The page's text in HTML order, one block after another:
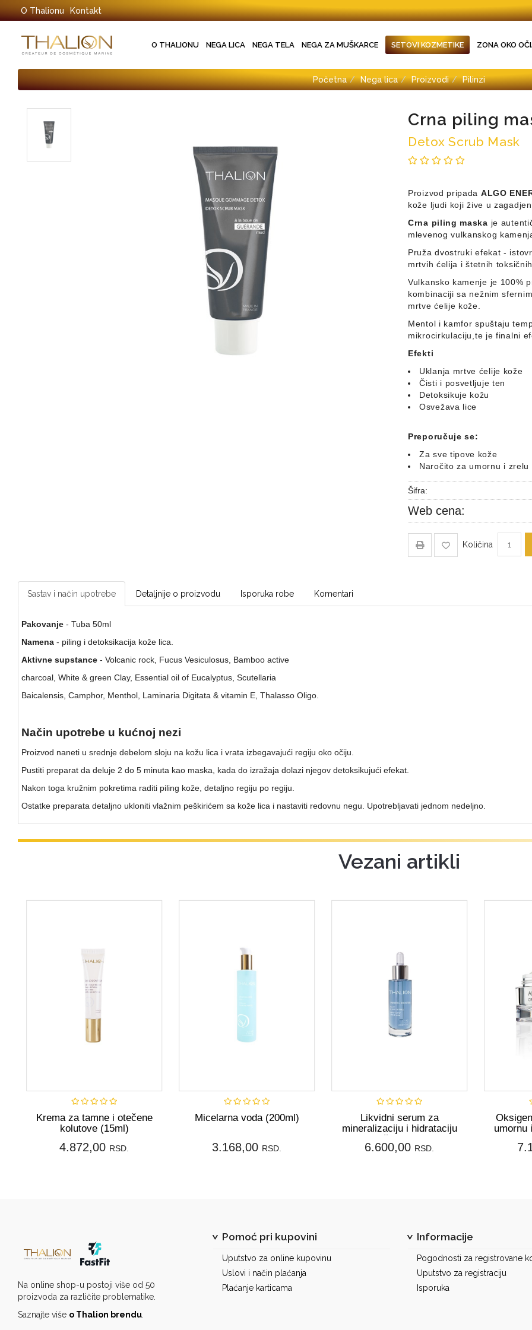
O Thalionu Kontakt
O THALIONU NEGA LICA NEGA TELA NEGA ZA MUŠKARCE SETOVI KOZMETIKE ZONA OKO
Početna Nega lica Proizvodi Pilinzi
Crna piling
Detox Scrub Mask
Proizvod pripada ALGO
kože ljudi koji žive u
Crna piling maska je
mlevenog vulkanskog
Pruža dvostruki efekat -
mrtvih ćelija i štetnih
Vulkansko kamenje je 100%
kombinaciji sa nežnim
mrtve ćelije kože.
Mentol i kamfor spuštaju
mikrocirkulaciju,te je finalni
Efekti
Uklanja mrtve ćelije kože
Čisti i posvetljuje ten
Detoksikuje kožu
Osvežava lice
Preporučuje se:
Za sve tipove kože
Naročito za umornu i zrelu
Šifra:
Web cena:
Količina
Sastav i način upotrebe Detaljnije o proizvodu Isporuka robe Komentari
Pakovanje - Tuba 50ml
Namena - piling i detoksikacija kože lica.
Aktivne supstance - Volcanic rock, Fucus Vesiculosus, Bamboo active
charcoal, White & green Clay, Essential oil of Eucalyptus, Scutellaria
Baicalensis, Camphor, Menthol, Laminaria Digitata & vitamin E, Thalasso Oligo.
Način upotrebe u kućnoj nezi
Proizvod naneti u srednje debelom sloju na kožu lica i vrata izbegavajući regiju oko očiju.
Pustiti preparat da deluje 2 do 5 minuta kao maska, kada do izražaja dolazi njegov detoksikujući efekat.
Nakon toga kružnim pokretima raditi piling kože, detaljno regiju po regiju.
Ostatke preparata detaljno ukloniti vlažnim peškirićem sa kože lica i nastaviti redovnu negu. Upotrebljavati jednom nedeljno.
Vezani artikli
Krema za tamne i otečene
kolutove (15ml)
4.872,00 RSD.
Micelarna voda (200ml)
3.168,00 RSD.
Likvidni serum za
mineralizaciju i hidrataciju
6.600,00 RSD.
umornu
Na online shop-u postoji više od 50
proizvoda za različite problematike.
Saznajte više o Thalion brendu.
Pomoć pri kupovini
Uputstvo za online kupovinu
Uslovi i način plaćanja
Plaćanje karticama
Informacije
Pogodnosti za registrovane
Uputstvo za registraciju
Isporuka